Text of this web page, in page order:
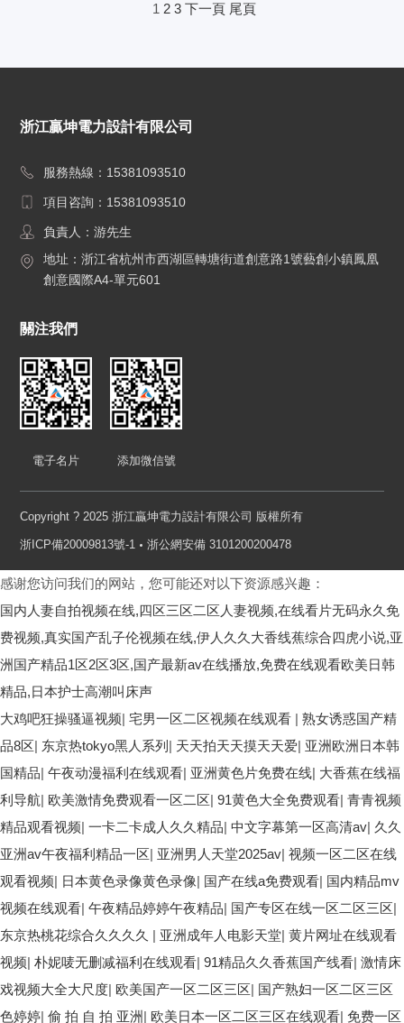
1 2 3 下一頁 尾頁
關注我們
電子名片 添加微信號
浙江贏坤電力設計有限公司
服務熱線：15381093510
項目咨詢：15381093510
負責人：游先生
地址：浙江省杭州市西湖區轉塘街道創意路1號藝創小鎮鳳凰
創意國際A4-單元601
Copyright ? 2025 浙江贏坤電力設計有限公司 版權所有
浙ICP備20009813號-1 浙公網安備 3101200200478
感谢您访问我们的网站，您可能还对以下资源感兴趣：
国内人妻自拍视频在线,四区三区二区人妻视频,在线看片无码永久免
费视频,真实国产乱子伦视频在线,伊人久久大香线蕉综合四虎小说,亚
洲国产精品1区2区3区,国产最新av在线播放,免费在线观看欧美日韩
精品,日本护士高潮叫床声
大鸡吧狂操骚逼视频| 宅男一区二区视频在线观看 | 熟女诱惑国产精
品8区| 东京热tokyo黑人系列 | 天天拍天天摸天天爱| 亚洲欧洲日本韩
国精品| 午夜动漫福利在线观看| 亚洲黄色片免费在线| 大香蕉在线福
利导航| 欧美激情免费观看一区二区| 91黄色大全免费观看| 青青视频
精品观看视频| 一卡二卡成人久久精品| 中文字幕第一区高清av| 久久
亚洲av午夜福利精品一区| 亚洲男人天堂2025av| 视频一区二区在线
观看视频| 日本黄色录像黄色录像| 国产在线a免费观看| 国内精品mv
视频在线观看| 午夜精品婷婷午夜精品| 国产专区在线一区二区三区|
东京热桃花综合久久久久 | 亚洲成年人电影天堂| 黄片网址在线观看
视频| 朴妮唛无删减福利在线观看| 91精品久久香蕉国产线看| 激情床
戏视频大全大尺度| 欧美国产一区二区三区| 国产熟妇一区二区三区
色婷婷| 偷 拍 自 拍 亚洲 | 欧美日本一区二区三区在线观看| 免费一区